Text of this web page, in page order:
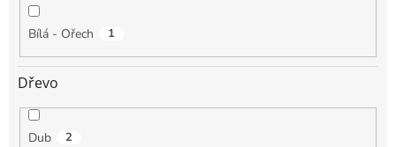
Bílá - Ořech 1
Dřevo
Dub 2